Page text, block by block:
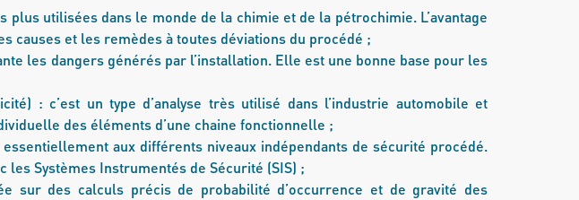
plus utilisées dans le monde de la chimie et de la pétrochimie. L’avantage
causes et les remèdes à toutes déviations du procédé ;
les dangers générés par l’installation. Elle est une bonne base pour les
: c’est un type d’analyse très utilisé dans l’industrie automobile et
des éléments d’une chaine fonctionnelle ;
essentiellement aux différents niveaux indépendants de sécurité procédé.
Systèmes Instrumentés de Sécurité (SIS) ;
sur des calculs précis de probabilité d’occurrence et de gravité des